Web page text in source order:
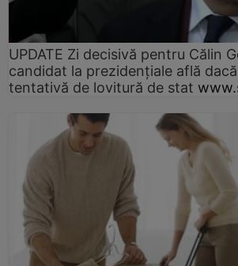
UPDATE Zi decisivă pentru Călin
candidat la prezidențiale află
tentativă de lovitură de stat